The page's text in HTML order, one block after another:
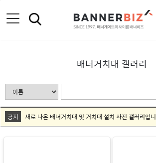
배너거치대 갤러리
공지 새로 나온 배너거치대 및 거치대 설치 사진 갤러리입